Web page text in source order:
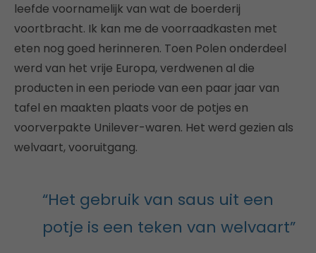
leefde voornamelijk van wat de boerderij
voortbracht. Ik kan me de voorraadkasten met
eten nog goed herinneren. Toen Polen onderdeel
werd van het vrije Europa, verdwenen al die
producten in een periode van een paar jaar van
tafel en maakten plaats voor de potjes en
voorverpakte Unilever-waren. Het werd gezien als
welvaart, vooruitgang.
“Het gebruik van saus uit een
potje is een teken van welvaart”